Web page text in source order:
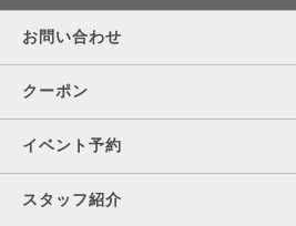
お問い合わせ
クーポン
イベント予約
スタッフ紹介